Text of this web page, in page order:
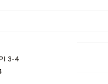
3-4